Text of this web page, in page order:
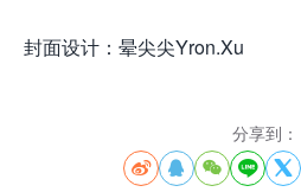
封面设计：晕尖尖Yron.Xu
分享到：
    